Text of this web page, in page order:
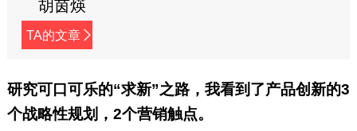
胡茵煐
TA的文章
样、蘇小柳点心专门店、陈记顺
和、潮牛海记、九龙珠餐饮、伊
研究可口可乐的“求新”之路，我看到了产品创新的3
个战略性规划，2个营销触点。